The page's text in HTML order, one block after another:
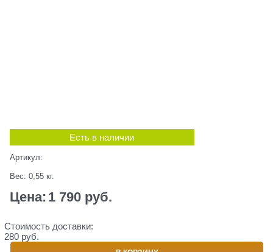
Есть в наличии
Артикул:
Вес: 0,55 кг.
Цена: 1 790 руб.
Стоимость доставки:
280 руб.